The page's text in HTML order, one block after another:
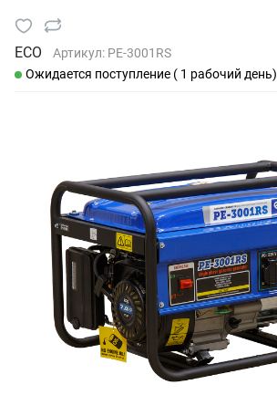
ECO Артикул: PE-3001RS
Ожидается поступление ( 1 рабочий день)